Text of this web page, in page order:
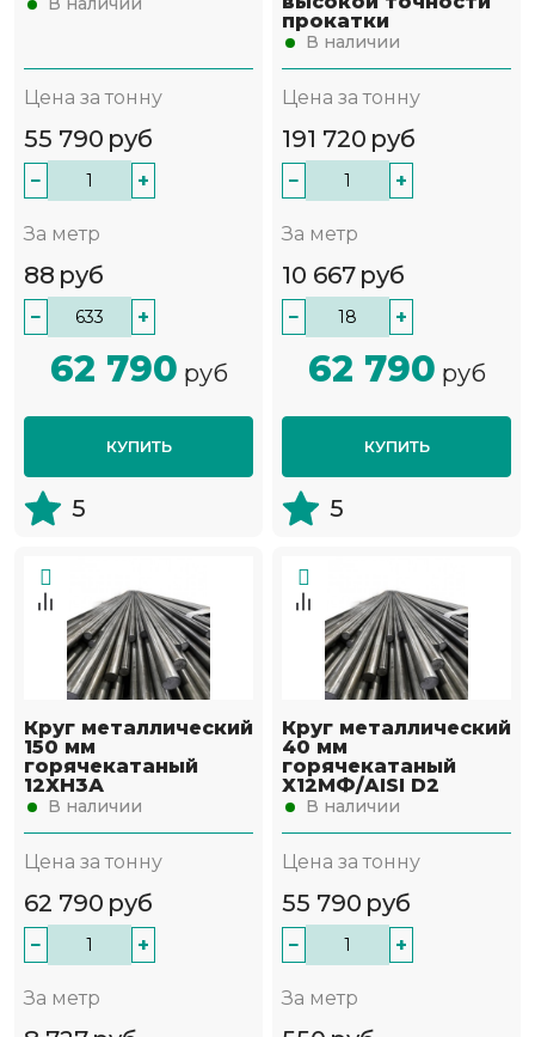
Цена за тонну
55 790 руб
− +
За метр
88 руб
− +
62 790 руб
КУПИТЬ
5
прокатки
В наличии
Цена за тонну
191 720 руб
− +
За метр
10 667 руб
− +
62 790 руб
КУПИТЬ
5
Круг металлический
150 мм
горячекатаный
12ХН3А
В наличии
Цена за тонну
62 790 руб
− +
За метр
Круг металлический
40 мм
горячекатаный
Х12МФ/AISI D2
В наличии
Цена за тонну
55 790 руб
− +
За метр